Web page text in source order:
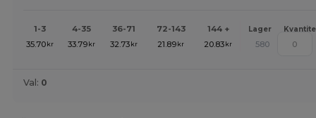
1-3 4-35 36-71 72-143 144 + Lager
35.70 kr 33.79 kr 32.73 kr 21.89 kr 20.83 kr 580
Val: 0